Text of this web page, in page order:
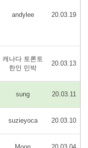
andylee 20.03.19
캐나다 토론토
한인 민박
20.03.13
sung 20.03.11
suzieyoca 20.03.10
Moon 20.03.04